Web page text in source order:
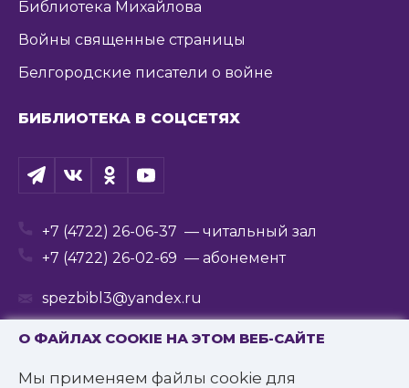
О ФАЙЛАХ COOKIE НА ЭТОМ ВЕБ-САЙТЕ
Мы применяем файлы cookie для
Библиотека Михайлова
Войны священные страницы
Белгородские писатели о войне
БИБЛИОТЕКА В СОЦСЕТЯХ
+7 (4722) 26-06-37 — читальный зал
+7 (4722) 26-02-69 — абонемент
spezbibl3@yandex.ru